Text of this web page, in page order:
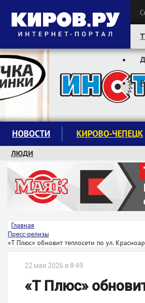
Следите за новостями:
НОВОСТИ КИРОВО-ЧЕПЕЦК
ЛЮДИ
КРУЖКИ И СЕКЦИИ
ЗАВОДУ "МАЯК" 85 ЛЕТ
ЭКОЛОГИЯ
Главная
Пресс-релизы
«Т Плюс» обновит теплосети по ул.
22 мая 2026 в 8:49
«Т Плюс»